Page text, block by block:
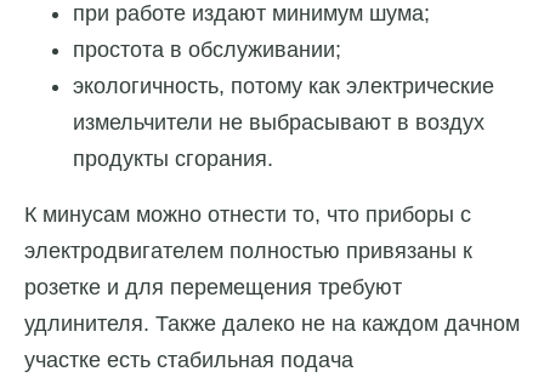
при работе издают минимум шума;
простота в обслуживании;
экологичность, потому как электрические
измельчители не выбрасывают в воздух
продукты сгорания.
К минусам можно отнести то, что приборы с
электродвигателем полностью привязаны к
розетке и для перемещения требуют
удлинителя. Также далеко не на каждом дачном
участке есть стабильная подача